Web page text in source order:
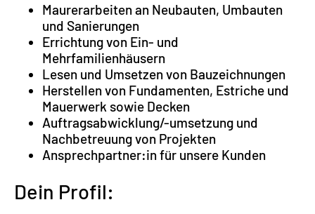
Maurerarbeiten an Neubauten, Umbauten
und Sanierungen
Errichtung von Ein- und
Mehrfamilienhäusern
Lesen und Umsetzen von Bauzeichnungen
Herstellen von Fundamenten, Estriche und
Mauerwerk sowie Decken
Auftragsabwicklung/-umsetzung und
Nachbetreuung von Projekten
Ansprechpartner:in für unsere Kunden
Dein Profil: